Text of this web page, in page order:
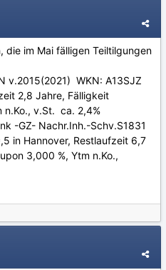
die im Mai fälligen Teiltilgungen
v.2015(2021) WKN: A13SJZ
2,8 Jahre, Fälligkeit
n.Ko., v.St. ca. 2,4%
-GZ- Nachr.Inh.-Schv.S1831
in Hannover, Restlaufzeit 6,7
3,000 %, Ytm n.Ko.,